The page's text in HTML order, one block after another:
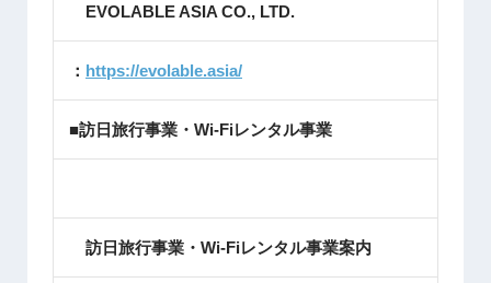
EVOLABLE ASIA CO., LTD.
： https://evolable.asia/
■訪日旅行事業・Wi-Fiレンタル事業
訪日旅行事業・Wi-Fiレンタル事業案内